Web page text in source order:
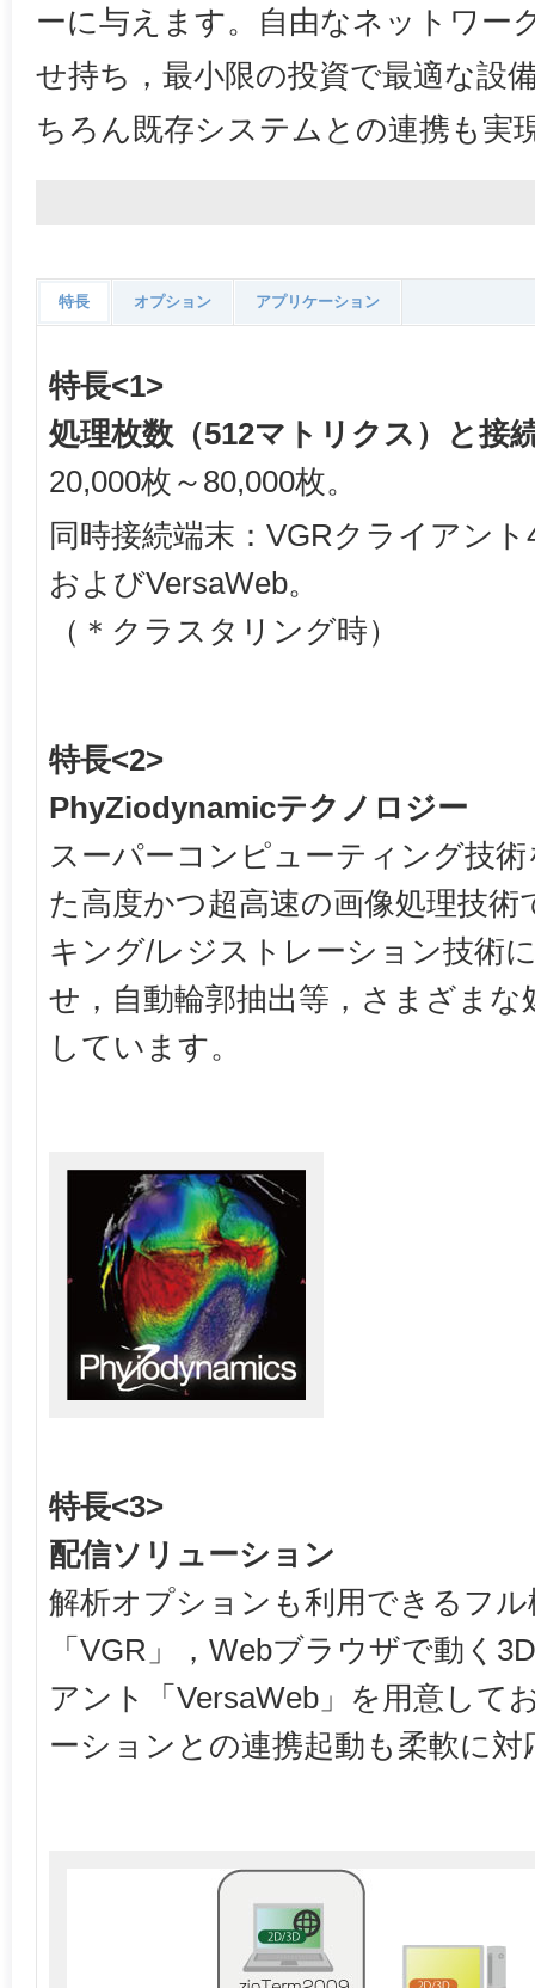
ーに与えます。自由なネットワー
せ持ち，最小限の投資で最適な設
ちろん既存システムとの連携も実
特長 オプション アプリケーション
特長<1>
処理枚数（512マトリクス）と接
20,000枚～80,000枚。
同時接続端末：VGRクライアン
およびVersaWeb。
（＊クラスタリング時）
特長<2>
PhyZiodynamicテクノロジー
スーパーコンピューティング技
た高度かつ超高速の画像処理技
キング/レジストレーション技術
せ，自動輪郭抽出等，さまざまな
しています。
特長<3>
配信ソリューション
解析オプションも利用できるフ
「VGR」，Webブラウザで動く
アント「VersaWeb」を用意して
ーションとの連携起動も柔軟に対